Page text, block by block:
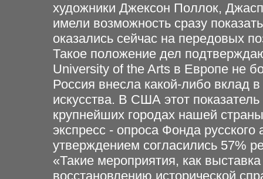
художники Джексон Поллок,
имели возможность сразу
оказались сейчас на передовых
Такое положение дел
University of the Arts в Европе не
Россия внесла какой-либо вклад
искусства. В США этот
крупнейших городах нашей
экспресс - опроса Фонда русского
утверждением согласились 57%
«Такие мероприятия, как
восстановлению исторической